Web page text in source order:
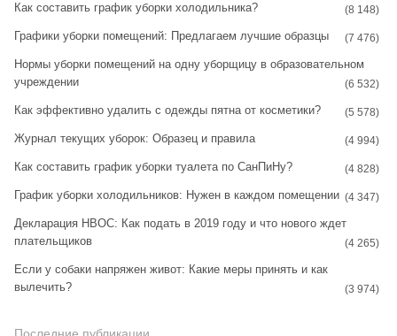
g
r
a
r
e
s
Как составить график уборки холодильника? (8 148)
Графики уборки помещений: Предлагаем лучшие образцы (7 476)
Нормы уборки помещений на одну уборщицу в образовательном
учреждении
(6 532)
Как эффективно удалить с одежды пятна от косметики? (5 578)
Журнал текущих уборок: Образец и правила (4 994)
Как составить график уборки туалета по СанПиНу? (4 828)
График уборки холодильников: Нужен в каждом помещении (4 347)
Декларация НВОС: Как подать в 2019 году и что нового ждет
плательщиков
(4 265)
Если у собаки напряжен живот: Какие меры принять и как
вылечить?
(3 974)